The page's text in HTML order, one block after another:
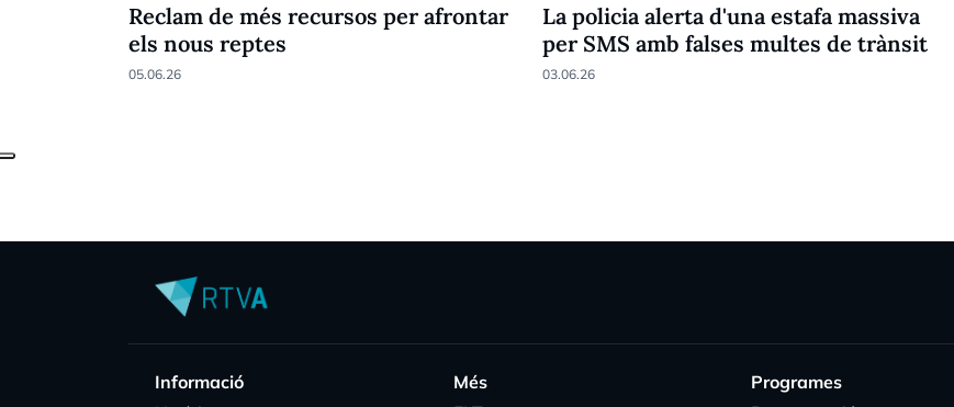
Reclam de més recursos per afrontar
els nous reptes
05.06.26
La policia alerta d'una estafa massiva
per SMS amb falses multes de trànsit
03.06.26
Informació
Més
Programes